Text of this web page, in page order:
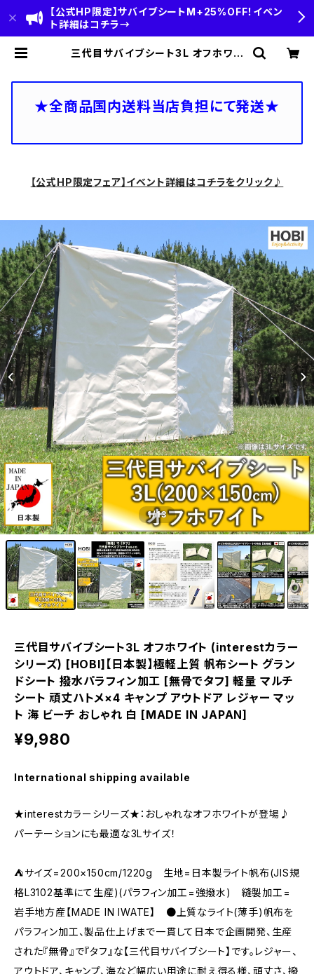
【公式HP限定】サバイブシートM+25%OFF！イベン
ト詳細はコチラ→
三代目サバイブシート3L オフホワイ
ンドシート 撥水パラフィン加工 [無骨
でタフ] 軽量 マルチシート 頑丈ハトメ
×4 キャンプ アウトドア レジャー マッ
STANDARD‐【CAMP＆OUTDOO
★全商品国内送料当店負担にて発送★
【公式HP限定フェア】イベント詳細はコチラをクリック♪
1/13
三代目サバイブシート3L オフホワイト (interestカラー
シリーズ) [HOBI]【日本製】極軽上質 帆布シート グラン
ドシート 撥水パラフィン加工 [無骨でタフ] 軽量 マルチ
シート 頑丈ハトメ×4 キャンプ アウトドア レジャー マッ
ト 海 ビーチ おしゃれ 白 [MADE IN JAPAN]
¥9,980
International shipping available
★interestカラーシリーズ★：おしゃれなオフホワイトが登場♪
パーテーションにも最適な3Lサイズ！
⛺サイズ=200×150cm/1220g 生地=日本製ライト帆布(JIS規
格L3102基準にて生産)(パラフィン加工=強撥水) 縫製加工=
岩手地方産【MADE IN IWATE】 ●上質なライト(薄手)帆布を
パラフィン加工、製品仕上げまで一貫して日本で企画開発、生産
された『無骨』で『タフ』な【三代目サバイブシート】です。レジャー、
アウトドア、キャンプ、海など幅広い用途に耐え得る様、頑丈さ、撥